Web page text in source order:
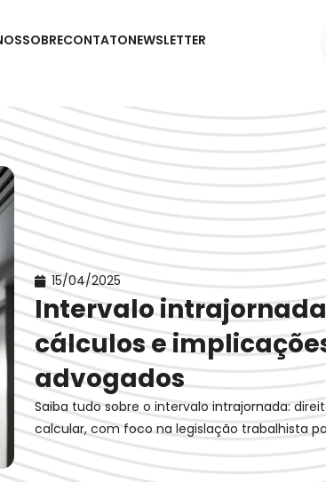
SOBRECONTATONEWSLETTER
15/04/2025
Intervalo
cálculos e
advogados
Saiba tudo sobre o intervalo intrajornada:
calcular, com foco na legislação trabalhista